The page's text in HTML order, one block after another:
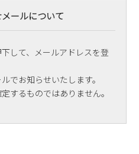
ールについて
して、メールアドレスを登
でお知らせいたします。
するものではありません。